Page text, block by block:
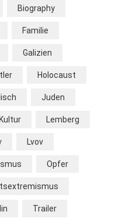
Biography
Familie
Galizien
Holocaust
Juden
Kultur Lemberg
Lvov
Opfer
Trailer